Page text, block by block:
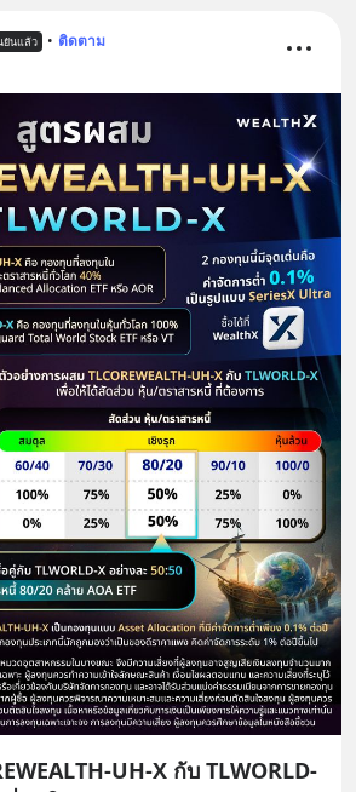
ยันแล้ว • ติดตาม
UH-X กับ TLWORLD-